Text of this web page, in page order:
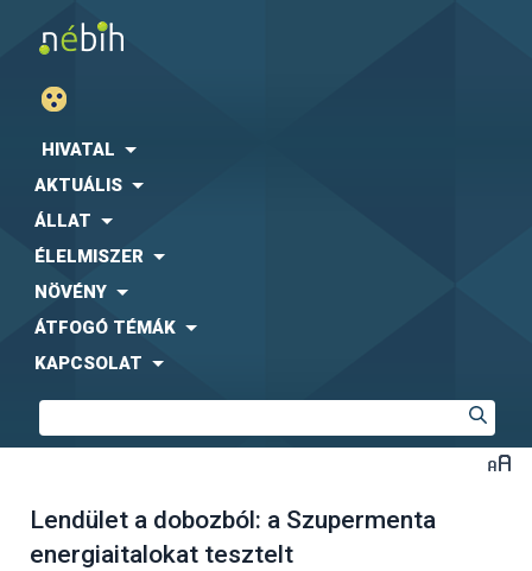
HIVATAL
AKTUÁLIS
ÁLLAT
ÉLELMISZER
NÖVÉNY
ÁTFOGÓ TÉMÁK
KAPCSOLAT
Lendület a dobozból: a Szupermenta
energiaitalokat tesztelt